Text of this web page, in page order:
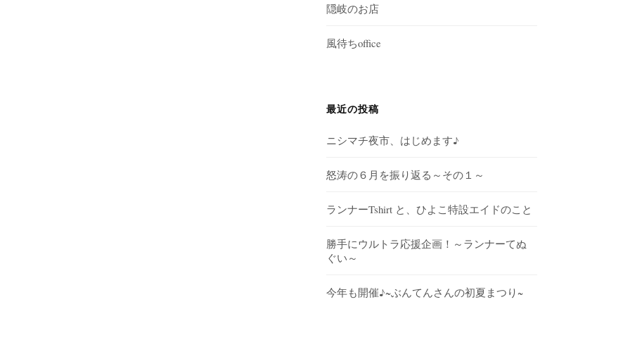
隠岐のお店
風待ちoffice
最近の投稿
ニシマチ夜市、はじめます♪
怒涛の６月を振り返る～その１～
ランナーTshirt と、ひよこ特設エイドのこと
勝手にウルトラ応援企画！～ランナーてぬ
ぐい～
今年も開催♪~ぶんてんさんの初夏まつり~